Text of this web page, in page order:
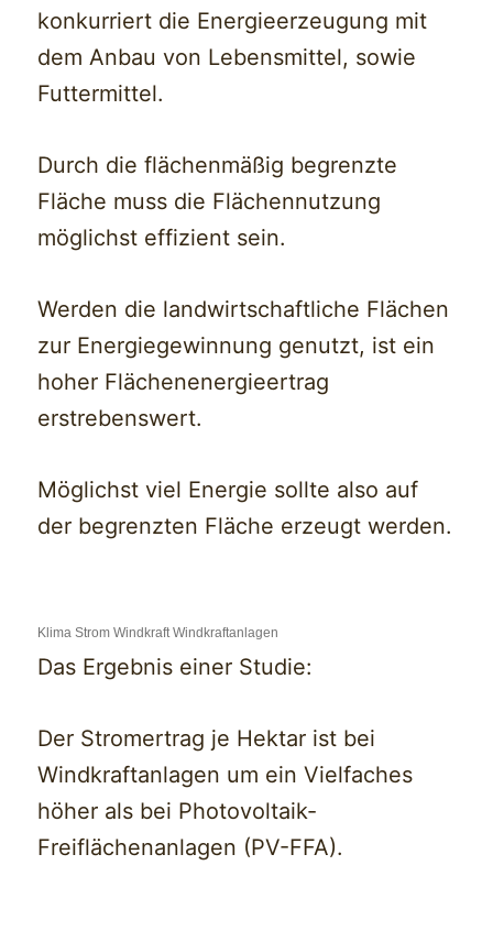
konkurriert die Energieerzeugung mit
dem Anbau von Lebensmittel, sowie
Futtermittel.
Durch die flächenmäßig begrenzte
Fläche muss die Flächennutzung
möglichst effizient sein.
Werden die landwirtschaftliche Flächen
zur Energiegewinnung genutzt, ist ein
hoher Flächenenergieertrag
erstrebenswert.
Möglichst viel Energie sollte also auf
der begrenzten Fläche erzeugt werden.
Klima Strom Windkraft Windkraftanlagen
Das Ergebnis einer Studie:
Der Stromertrag je Hektar ist bei
Windkraftanlagen um ein Vielfaches
höher als bei Photovoltaik-
Freiflächenanlagen (PV-FFA).